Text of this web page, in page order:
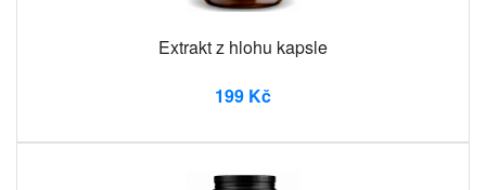
Extrakt z hlohu kapsle
199 Kč